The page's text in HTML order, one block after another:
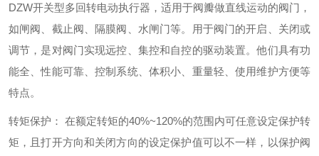
DZW开关型多回转电动执行器，适用于阀瓣做直线运动的阀门，
如闸阀、截止阀、隔膜阀、水闸门等。用于阀门的开启、关闭或
调节，是对阀门实现远控、集控和自控的驱动装置。他们具有功
能全、性能可靠、控制系统、体积小、重量轻、使用维护方便等
特点。
转矩保护： 在额定转矩的40%~120%的范围内可任意设定保护转
矩，且打开方向和关闭方向的设定保护值可以不一样，以保护阀